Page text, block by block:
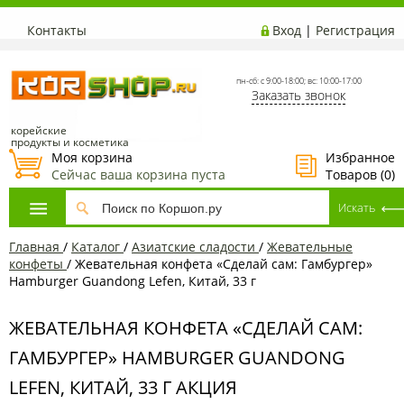
Контакты Вход | Регистрация
корейские
продукты и косметика
пн-сб: с 9:00-18:00; вс: 10:00-17:00
Заказать звонок
Избранное
Товаров (0)
Моя корзина
Сейчас ваша корзина пуста
Главная / Каталог / Азиатcкие сладости / Жевательные
конфеты / Жевательная конфета «Сделай сам: Гамбургер»
Hamburger Guandong Lefen, Китай, 33 г
ЖЕВАТЕЛЬНАЯ КОНФЕТА «СДЕЛАЙ САМ:
ГАМБУРГЕР» HAMBURGER GUANDONG
LEFEN, КИТАЙ, 33 Г АКЦИЯ